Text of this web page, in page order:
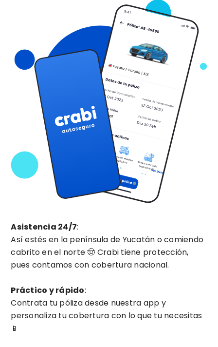
Asistencia 24/7:
Así estés en la península de Yucatán o comiendo
cabrito en el norte 🤠 Crabi tiene protección,
pues contamos con cobertura nacional.
Práctico y rápido:
Contrata tu póliza desde nuestra app y
personaliza tu cobertura con lo que tu necesitas
📱